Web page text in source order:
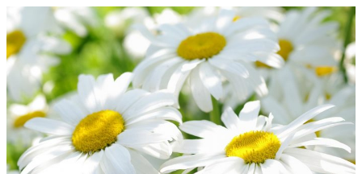
Перейти
к
содержимому